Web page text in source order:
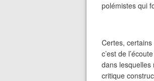
polémistes qui
Certes,
c’est de
dans
critique